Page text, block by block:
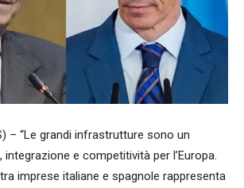
– “Le grandi infrastrutture sono un
e competitività per l’Europa.
imprese italiane e spagnole rappresenta